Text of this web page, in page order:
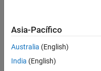
Asia-Pacífico
Australia (English)
India (English)